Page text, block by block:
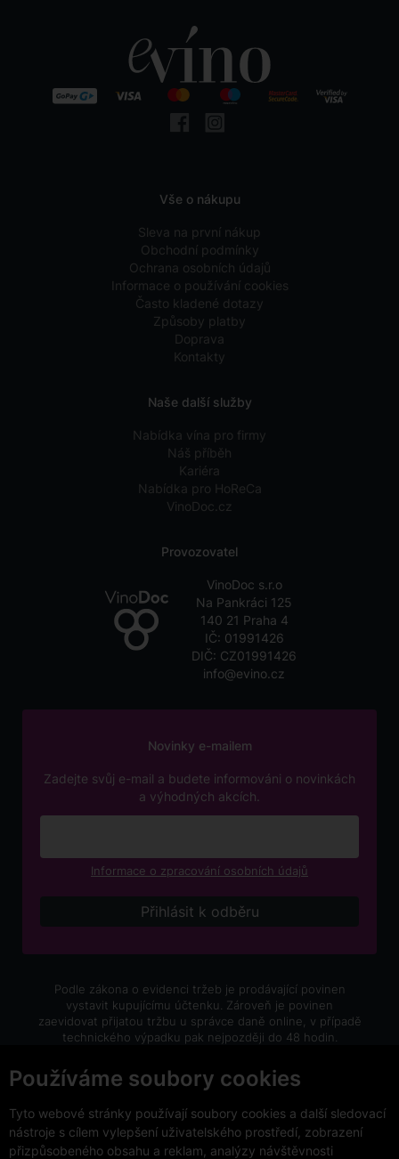
Používáme soubory cookies
Tyto webové stránky používají soubory cookies a další sledovací
nástroje s cílem vylepšení uživatelského prostředí, zobrazení
přizpůsobeného obsahu a reklam, analýzy návštěvnosti
Vše o nákupu
Sleva na první nákup
Obchodní podmínky
Ochrana osobních údajů
Informace o používání cookies
Často kladené dotazy
Způsoby platby
Doprava
Kontakty
Naše další služby
Nabídka vína pro firmy
Náš příběh
Kariéra
Nabídka pro HoReCa
VinoDoc.cz
Provozovatel
VinoDoc s.r.o
Na Pankráci 125
140 21 Praha 4
IČ: 01991426
DIČ: CZ01991426
info@evino.cz
Novinky e-mailem
Zadejte svůj e-mail a budete informováni o novinkách
a výhodných akcích.
Informace o zpracování osobních údajů
Podle zákona o evidenci tržeb je prodávající povinen
vystavit kupujícímu účtenku. Zároveň je povinen
zaevidovat přijatou tržbu u správce daně online, v případě
technického výpadku pak nejpozději do 48 hodin.
nápojů osobám mladším 18 let.